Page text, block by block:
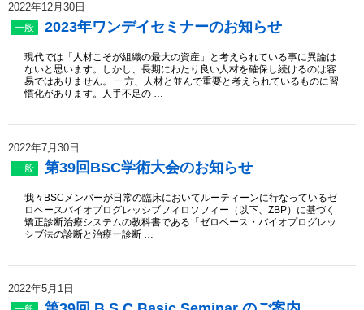
2022年12月30日
一般 2023年ワンデイセミナーのお知らせ
現代では「人材こそが組織の最大の資産」と考えられている事に異論は
ないと思います。しかし、長期にわたり良い人材を確保し続けるのは容
易ではありません。 一方、人材と並んで重要と考えられているものに習
慣化があります。人手不足の …
2022年7月30日
一般 第39回BSC学術大会のお知らせ
我々BSCメンバーが日常の臨床においてルーティーンに行なっているゼ
ロベースバイオプログレッシブフィロソフィー（以下、ZBP）に基づく
矯正診断治療システムの教科書である「ゼロベース・バイオプログレッ
シブ法の診断と治療ー診断 …
2022年5月1日